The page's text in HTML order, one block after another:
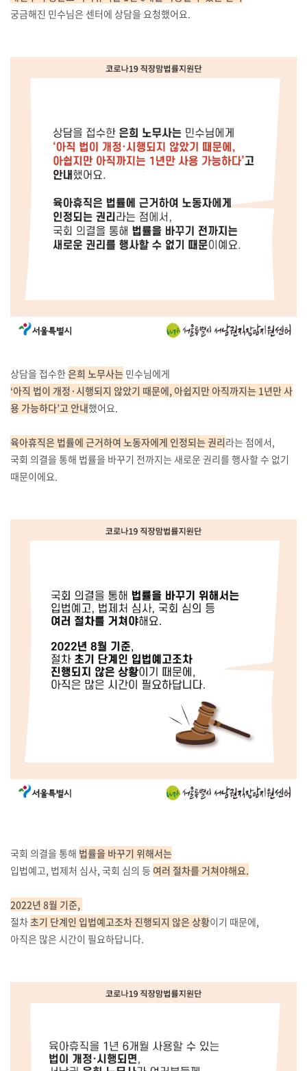
궁금해진 민수님은 센터에 상담을 요청했어요.
상담을 접수한은희 노무사는 민수님에게
‘아직 법이 개정·시행되지 않았기 때문에, 아쉽지만 아직까지는 1년만 사
용 가능하다’고 안내했어요.
육아휴직은 법률에 근거하여 노동자에게 인정되는 권리라는 점에서,
국회 의결을 통해 법률을 바꾸기 전까지는 새로운 권리를 행사할 수 없기
때문이에요.
국회 의결을 통해 법률을 바꾸기 위해서는
입법예고, 법제처 심사, 국회 심의 등 여러 절차를 거쳐야해요.
2022년 8월 기준,
절차초기 단계인 입법예고조차 진행되지 않은 상황이기 때문에,
아직은 많은 시간이 필요하답니다.